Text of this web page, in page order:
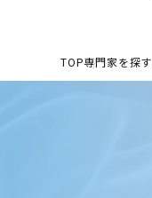
TOP専門家を探す